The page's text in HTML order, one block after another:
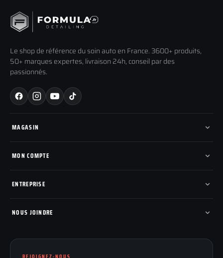
Le shop de référence du soin auto en France. 3600+ produits,
50+ marques expertes, livraison 24h, conseil par des
passionnés.
MAGASIN
Nos marques
Pads de polissage
Pièces détachées
MON COMPTE
Mes tickets SAV
Mon parrainage
Programme fidelite
ENTREPRISE
Compte pro
Politique de retour
NOUS JOINDRE
89100 SENS